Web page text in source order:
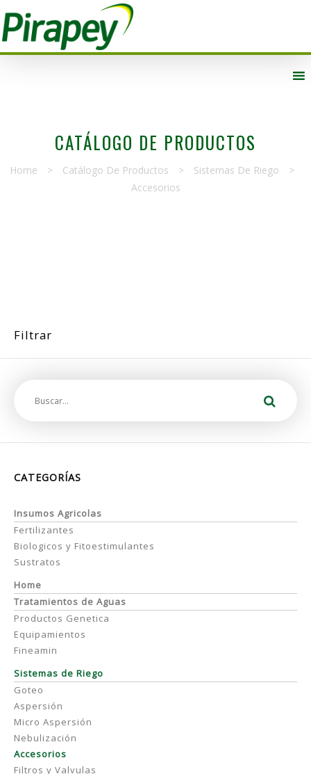
CATÁLOGO DE PRODUCTOS
Home > Catálogo De Productos > Sistemas De Riego
>
Accesorios
Filtrar
CATEGORÍAS
Insumos Agricolas
Fertilizantes
Biologicos y Fitoestimulantes
Sustratos
Home
Tratamientos de Aguas
Productos Genetica
Equipamientos
Fineamin
Sistemas de Riego
Goteo
Aspersión
Micro Aspersión
Nebulización
Accesorios
Filtros y Valvulas